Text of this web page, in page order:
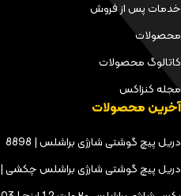
خدمات پس از فروش
محصولات
کاتالوگ محصولات
مجله کنزاکس
آخرین محصولات
دریل پیچ گوشتی شارژی براشلس | 8898
دریل پیچ گوشتی شارژی براشلس چکشی | 8861P